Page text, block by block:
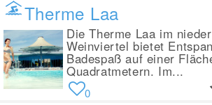
Therme Laa
Die Therme Laa im
Weinviertel bietet
Badespaß auf einer
Quadratmetern. Im...
0